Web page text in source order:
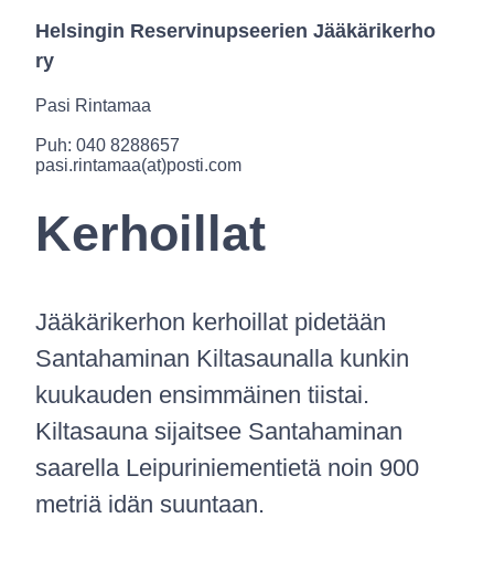
Helsingin Reservinupseerien Jääkärikerho
ry
Pasi Rintamaa
Puh: 040 8288657
pasi.rintamaa(at)posti.com
Kerhoillat
Jääkärikerhon kerhoillat pidetään
Santahaminan Kiltasaunalla kunkin
kuukauden ensimmäinen tiistai.
Kiltasauna sijaitsee Santahaminan
saarella Leipuriniementietä noin 900
metriä idän suuntaan.